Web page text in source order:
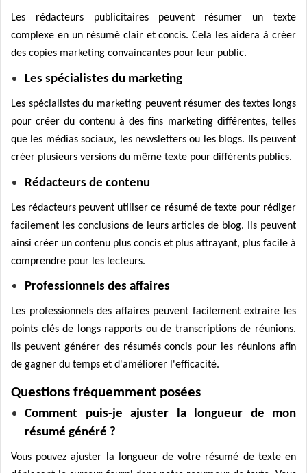
Les rédacteurs publicitaires peuvent résumer un texte
complexe en un résumé clair et concis. Cela les aidera à créer
des copies marketing convaincantes pour leur public.
Les spécialistes du marketing
Les spécialistes du marketing peuvent résumer des textes longs
pour créer du contenu à des fins marketing différentes, telles
que les médias sociaux, les newsletters ou les blogs. Ils peuvent
créer plusieurs versions du même texte pour différents publics.
Rédacteurs de contenu
Les rédacteurs peuvent utiliser ce résumé de texte pour rédiger
facilement les conclusions de leurs articles de blog. Ils peuvent
ainsi créer un contenu plus concis et plus attrayant, plus facile à
comprendre pour les lecteurs.
Professionnels des affaires
Les professionnels des affaires peuvent facilement extraire les
points clés de longs rapports ou de transcriptions de réunions.
Ils peuvent générer des résumés concis pour les réunions afin
de gagner du temps et d'améliorer l'efficacité.
Questions fréquemment posées
Comment puis-je ajuster la longueur de mon
résumé généré ?
Vous pouvez ajuster la longueur de votre résumé de texte en